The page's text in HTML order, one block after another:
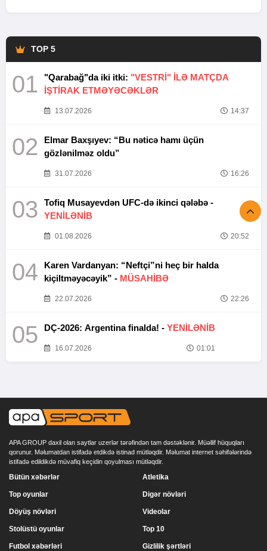
TOP 5
01 "Qarabağ"da iki itki: "VESTRİ" İLƏ MATÇDA
İŞTİRAK ETMƏYƏCƏKLƏR
13.07.2026 14:37
02
Elmar Baxşıyev: “Bu nəticə hamı üçün
gözlənilməz oldu”
31.07.2026 16:26
03
Tofiq Musayevdən UFC-də ikinci qələbə -
YENİLƏNİB
01.08.2026 20:52
04
Karen Vardanyan: “Neftçi”ni heç bir halda
kiçiltməyəcəyik” - MÜSAHİBƏ
22.07.2026 22:26
05 DÇ-2026: Argentina finalda! - YENİLƏNİB
16.07.2026 01:01
APA GROUP daxil olan saytlar uzerlər tərəfindən tam dəstəklənir. Müəllif hüquqları
qorunur. Məlumatdan istifadə etdikdə istinad mütləqdir. Məlumat internet səhifələrində
istifadə edildikdə müvafiq keçidin qoyulması mütləqdir.
Bütün xəbərlər
Top oyunlar
Döyüş növləri
Stolüstü oyunlar
Atletika
Digər növləri
Videolar
Top 10
Futbol xəbərləri Gizlilik şərtləri